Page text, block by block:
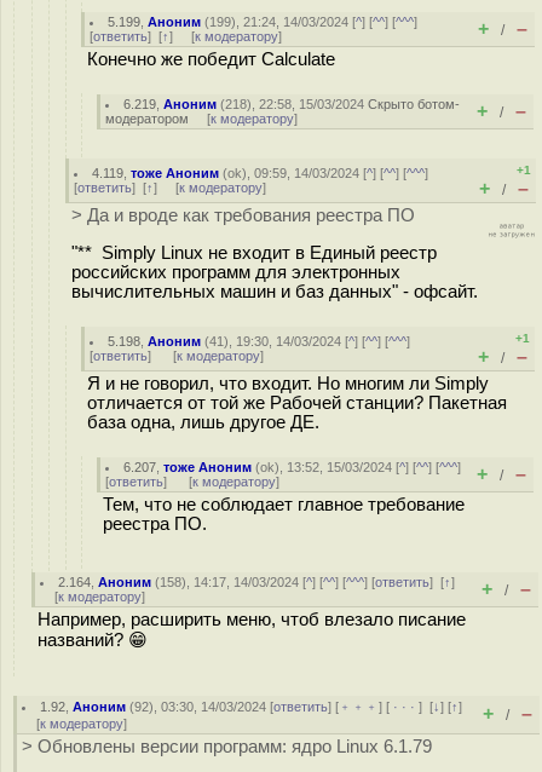
5.199 ,Аноним (199), 21:24, 14/03/2024 [^] [^^] [^^^]
[ответить] [↑] [к модератору] + / –
Конечно же победит Calculate
6.219 ,Аноним (218), 22:58, 15/03/2024Скрыто ботом-
модератором [к модератору] + / –
4.119 ,тоже Аноним (ok), 09:59, 14/03/2024 [^] [^^] [^^^]
[ответить] [↑] [к модератору]
+1
+ / –
> Да и вроде как требования реестра ПО
"** Simply Linux не входит в Единый реестр
российских программ для электронных
вычислительных машин и баз данных" - офсайт.
5.198 ,Аноним (41), 19:30, 14/03/2024 [^] [^^] [^^^]
[ответить] [к модератору]
+1
+ / –
Я и не говорил, что входит. Но многим ли Simply
отличается от той же Рабочей станции? Пакетная
база одна, лишь другое ДЕ.
6.207 ,тоже Аноним (ok), 13:52, 15/03/2024 [^] [^^] [^^^]
[ответить] [к модератору] + / –
Тем, что не соблюдает главное требование
реестра ПО.
2.164 ,Аноним (158), 14:17, 14/03/2024 [^] [^^] [^^^] [ответить][↑]
[к модератору] + / –
Например, расширить меню, чтоб влезало писание
названий? 😁
1.92 ,Аноним (92), 03:30, 14/03/2024 [ответить] [ ﹢﹢﹢] [ · · ·][↓] [↑]
[к модератору] + / –
> Обновлены версии программ: ядро Linux 6.1.79